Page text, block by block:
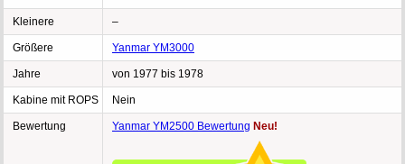
Kleinere –
Größere Yanmar YM3000
Jahre von 1977 bis 1978
Kabine mit ROPS Nein
Bewertung Yanmar YM2500 Bewertung Neu!